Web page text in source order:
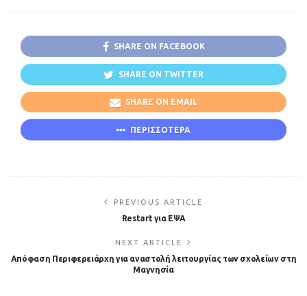
SHARE ON FACEBOOK
SHARE ON TWITTER
SHARE ON EMAIL
ΠΕΡΙΣΣΟΤΕΡΑ
PREVIOUS ARTICLE
Restart για ΕΨΑ
NEXT ARTICLE
Απόφαση Περιφερειάρχη για αναστολή λειτουργίας των σχολείων στη
Μαγνησία